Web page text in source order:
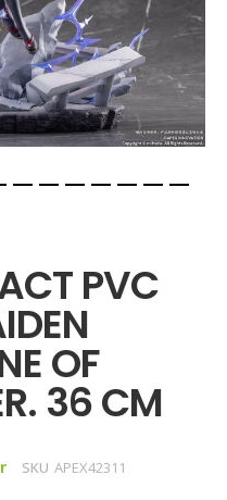
PVC
OF
36 CM
SKU APEX42311